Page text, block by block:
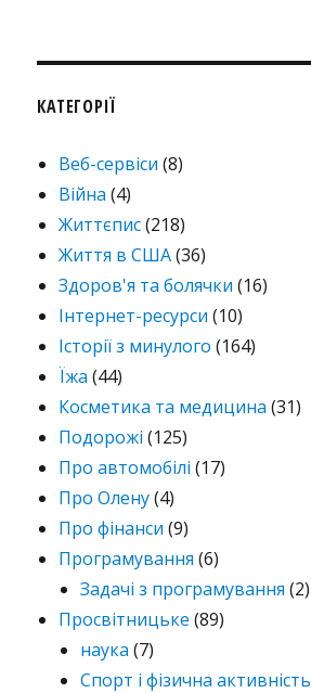
КАТЕГОРІЇ
Веб-сервіси (8)
Війна (4)
Життєпис(218)
Життя в США(36)
Здоров'я та болячки (16)
Інтернет-ресурси (10)
Історії з минулого (164)
Їжа (44)
Косметика та медицина (31)
Подорожі (125)
Про автомобілі (17)
Про Олену(4)
Про фінанси (9)
Програмування (6)
Задачі з програмування (2)
Просвітницьке (89)
наука (7)
Спорт і фізична активність